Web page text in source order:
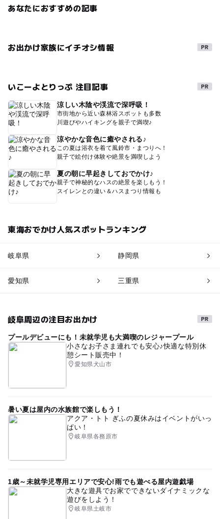
あなたにおすすめの記事
お出かけ家族にイチオシ情報
いこーよとりっぷ 注目記事
涼しい木陰や渓流で深呼吸！
市街地から近い森林浴スポットも多数
川遊びやハイキングを親子で満喫♪
涼やかな音色に癒やされる♪
この夏は浴衣を着て風鈴市・まつりへ！
親子で絵付け体験や絶景を満喫しよう
夏の朝に早起きしておでかけ♪
親子で神秘的なハスの絶景を楽しもう！
スイレンとの違い＆ハスまつり情報も
東海おでかけ人気スポットランキング
岐阜県 静岡県
愛知県 三重県
岐阜周辺の注目お出かけ
プールデビューにも！未就学児も大満喫のレジャープール
小さなお子さま連れでも安心♪快適な特別休
憩シート販売中！
愛知県犬山市
暑い夏は屋内の水族館で楽しもう！
アクア・トト ぎふの夏休みはイベントがいっ
ぱい！
岐阜県各務原市
1歳～未就学児専用エリアで安心!雨でも遊べる屋内遊戯場
大きな遊具でお家でできないダイナミックな
遊びをしよう！
岐阜県土岐市